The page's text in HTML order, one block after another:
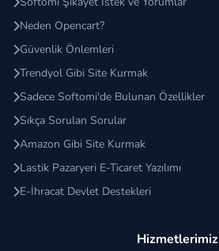
Neden Opencart?
Güvenlik Önlemleri
Trendyol Gibi Site Kurmak
Sadece Softomi'de Bulunan Özellikler
Sıkça Sorulan Sorular
Amazon Gibi Site Kurmak
Lastik Pazaryeri E-Ticaret Yazılımı
E-İhracat Devlet Destekleri
Hizmetlerimiz